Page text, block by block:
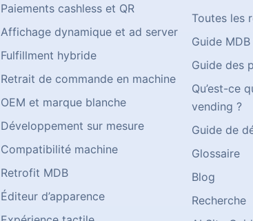
Paiements cashless et QR
Affichage dynamique et ad server
Fulfillment hybride
Retrait de commande en machine
OEM et marque blanche
Développement sur mesure
Compatibilité machine
Retrofit MDB
Éditeur d’apparence
Toutes les
Guide
Guide des
Qu’est-ce
vending ?
Guide de
Glossaire
Blog
Recherche